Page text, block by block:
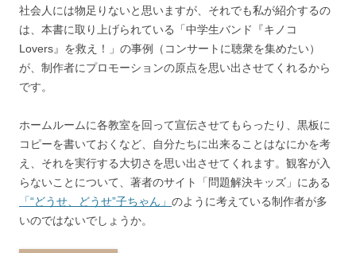
社会人には物足りないと思いますが、それでも私が紹介するの
は、本書に取り上げられている「中学生バンド『キノコ
Lovers』を救え！」の事例（コンサートに聴衆を集めたい）
が、制作者にプロモーションの原点を思い出させてくれるから
です。
ホームルームに各教室を回って宣伝させてもらったり、黒板に
コピーを書いておくなど、自分たちに出来ることはなにかを考
え、それを実行する大切さを思い出させてくれます。観客が入
らないことについて、著者のサイト「問題解決キッズ」にある
「“どうせ、どうせ”子ちゃん」 のように考えている制作者が多
いのではないでしょうか。